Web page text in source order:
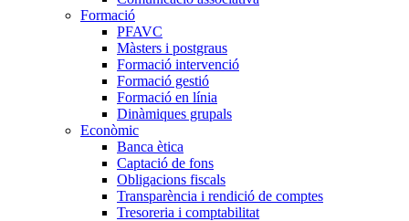
Formació
PFAVC
Màsters i postgraus
Formació intervenció
Formació gestió
Formació en línia
Dinàmiques grupals
Econòmic
Banca ètica
Captació de fons
Obligacions fiscals
Transparència i rendició de comptes
Tresoreria i comptabilitat